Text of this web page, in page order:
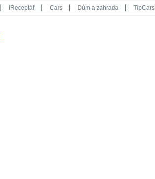
iReceptář Cars Dům a zahrada TipCars